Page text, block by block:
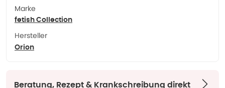
Marke
fetish Collection
Hersteller
Orion
Beratung, Rezept & Krankschreibung direkt